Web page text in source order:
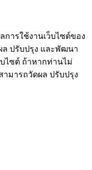
ารใช้งานเว็บไซต์ของ
ล ปรับปรุง และพัฒนา
ไซต์ ถ้าหากท่านไม่
ามารถวัดผล ปรับปรุง